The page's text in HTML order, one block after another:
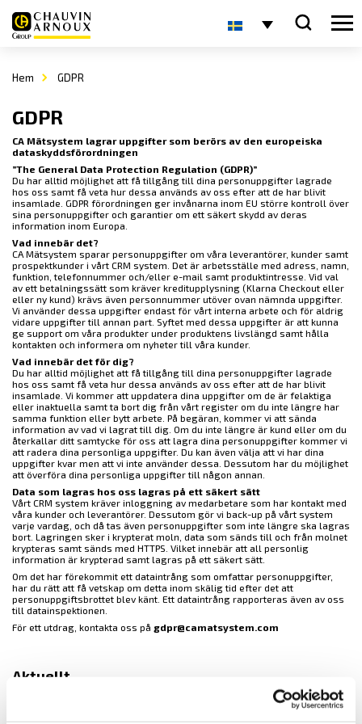
Hem GDPR
GDPR
CA Mätsystem lagrar uppgifter som berörs av den europeiska
dataskyddsförordningen
”The General Data Protection Regulation (GDPR)”
Du har alltid möjlighet att få tillgång till dina personuppgifter lagrade
hos oss samt få veta hur dessa används av oss efter att de har blivit
insamlade. GDPR förordningen ger invånarna inom EU större kontroll över
sina personuppgifter och garantier om ett säkert skydd av deras
information inom Europa.
Vad innebär det?
CA Mätsystem sparar personuppgifter om våra leverantörer, kunder samt
prospektkunder i vårt CRM system. Det är arbetsställe med adress, namn,
funktion, telefonnummer och/eller e-mail samt produktintresse. Vid val
av ett betalningssätt som kräver kreditupplysning (Klarna Checkout eller
eller ny kund) krävs även personnummer utöver ovan nämnda uppgifter.
Vi använder dessa uppgifter endast för vårt interna arbete och för aldrig
vidare uppgifter till annan part. Syftet med dessa uppgifter är att kunna
ge support om våra produkter under produktens livslängd samt hålla
kontakten och informera om nyheter till våra kunder.
Vad innebär det för dig?
Du har alltid möjlighet att få tillgång till dina personuppgifter lagrade
hos oss samt få veta hur dessa används av oss efter att de har blivit
insamlade. Vi kommer att uppdatera dina uppgifter om de är felaktiga
eller inaktuella samt ta bort dig från vårt register om du inte längre har
samma funktion eller bytt arbete. På begäran, kommer vi att sända
information av vad vi lagrat till dig. Om du inte längre är kund eller om du
återkallar ditt samtycke för oss att lagra dina personuppgifter kommer vi
att radera dina personliga uppgifter. Du kan även välja att vi har dina
uppgifter kvar men att vi inte använder dessa. Dessutom har du möjlighet
att överföra dina personliga uppgifter till någon annan.
Data som lagras hos oss lagras på ett säkert sätt
Vårt CRM system kräver inloggning av medarbetare som har kontakt med
våra kunder och leverantörer. Dessutom gör vi back-up på vårt system
varje vardag, och då tas även personuppgifter som inte längre ska lagras
bort. Lagringen sker i krypterat moln, data som sänds till och från molnet
krypteras samt sänds med HTTPS. Vilket innebär att all personlig
information är krypterad samt lagras på ett säkert sätt.
Om det har förekommit ett dataintrång som omfattar personuppgifter,
har du rätt att få vetskap om detta inom skälig tid efter det att
personuppgiftsbrottet blev känt. Ett dataintrång rapporteras även av oss
till datainspektionen.
För ett utdrag, kontakta oss på gdpr@camatsystem.com
Aktuellt
Vi sänder våra paket med DHL Go Green